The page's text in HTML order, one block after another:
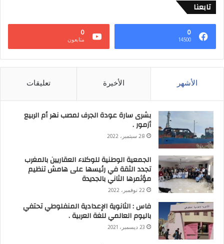
تابعنا
0
14500
0
متابعون
الأشهر الأخيرة تعليقات
بشرى سارة عودة الجرف لمصب نهر أم الربيع
أزمور .
28 سبتمبر، 2022
الجمعية الوطنية للوكلاء العقاريين بالمغرب
تجدد الثقة في رئيسها على هامش تنظيم
مؤثمرها الثاني بالجديدة
22 نوفمبر، 2022
فاس : الثانوية الإعدادية المنفلوطي تحتفي
باليوم العالمي للغة العربية .
23 ديسمبر، 2021